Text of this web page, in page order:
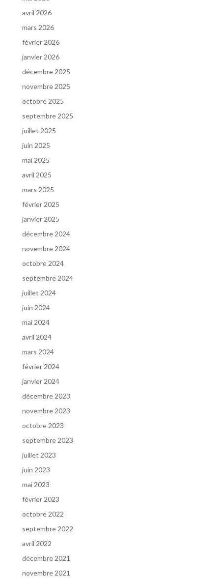
avril 2026
mars 2026
février 2026
janvier 2026
décembre 2025
novembre 2025
octobre 2025
septembre 2025
juillet 2025
juin 2025
mai 2025
avril 2025
mars 2025
février 2025
janvier 2025
décembre 2024
novembre 2024
octobre 2024
septembre 2024
juillet 2024
juin 2024
mai 2024
avril 2024
mars 2024
février 2024
janvier 2024
décembre 2023
novembre 2023
octobre 2023
septembre 2023
juillet 2023
juin 2023
mai 2023
février 2023
octobre 2022
septembre 2022
avril 2022
décembre 2021
novembre 2021